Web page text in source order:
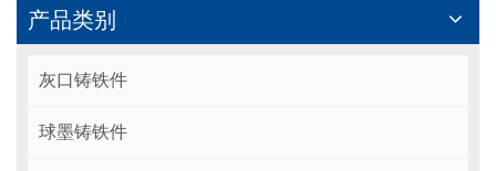
产品类别
灰口铸铁件
球墨铸铁件